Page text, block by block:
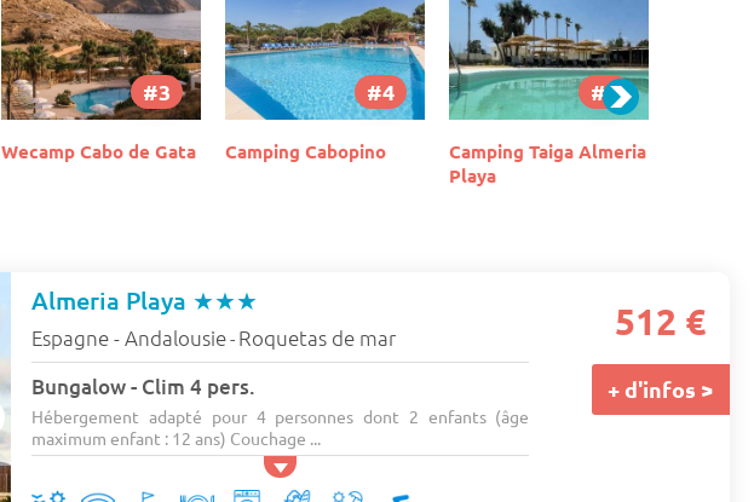
#3
Wecamp Cabo de Gata
#4
Camping Cabopino
#5
Camping Taiga Almeria
Playa
Almeria Playa ★★★
Espagne - Andalousie- Roquetas de mar
Bungalow - Clim 4 pers.
Hébergement adapté pour 4 personnes dont 2 enfants (âge
maximum enfant : 12 ans) Couchage ...
512 €
+ d'infos >